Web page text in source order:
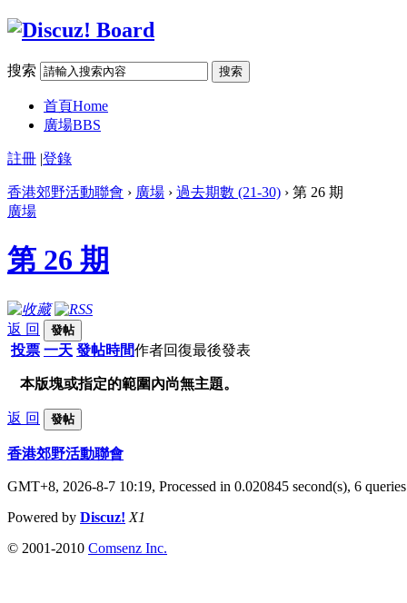
搜索 搜索
首頁Home
廣場BBS
註冊 |登錄
香港郊野活動聯會 › 廣場 › 過去期數 (21-30) › 第 26 期
廣場
第 26 期
返 回 發帖
投票 一天 發帖時間作者回復最後發表
本版塊或指定的範圍內尚無主題。
返 回 發帖
香港郊野活動聯會
GMT+8, 2026-8-7 10:19, Processed in 0.020845 second(s), 6 queries
Powered by Discuz! X1
© 2001-2010 Comsenz Inc.